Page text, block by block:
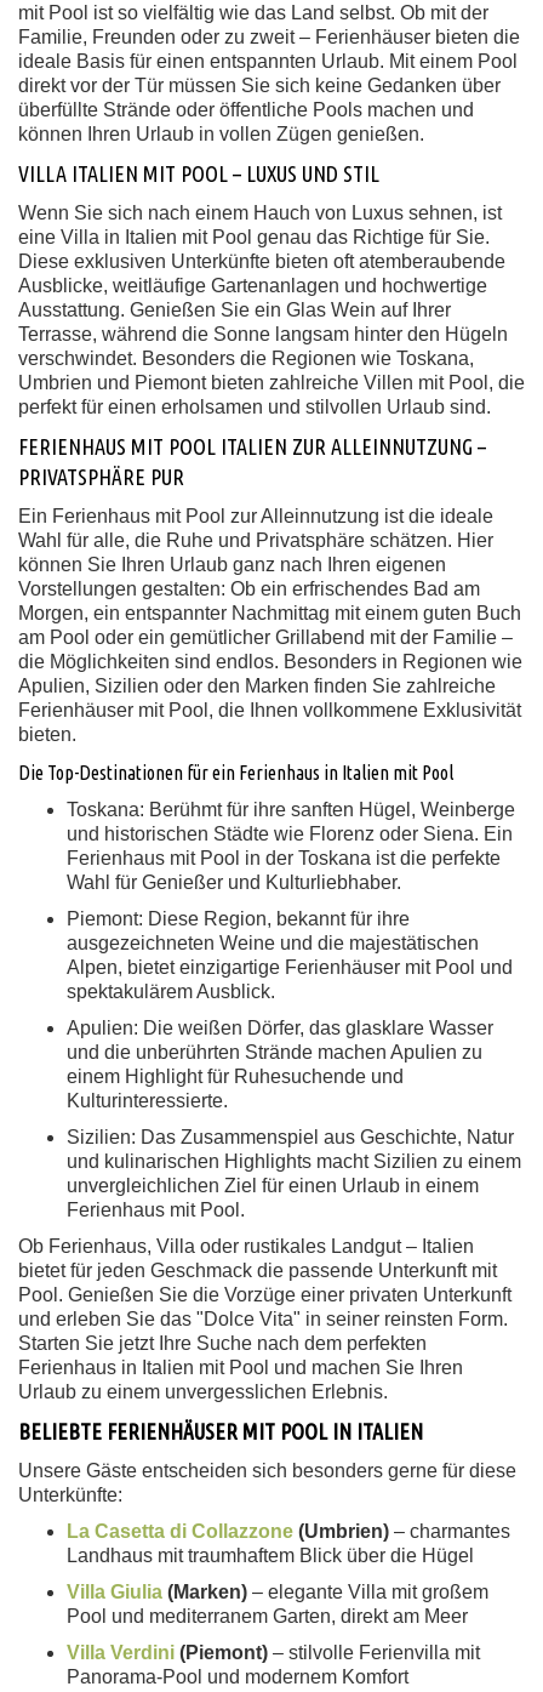
mit Pool ist so vielfältig wie das Land selbst. Ob mit der
Familie, Freunden oder zu zweit – Ferienhäuser bieten die
ideale Basis für einen entspannten Urlaub. Mit einem Pool
direkt vor der Tür müssen Sie sich keine Gedanken über
überfüllte Strände oder öffentliche Pools machen und
können Ihren Urlaub in vollen Zügen genießen.
VILLA ITALIEN MIT POOL – LUXUS UND STIL
Wenn Sie sich nach einem Hauch von Luxus sehnen, ist
eine Villa in Italien mit Pool genau das Richtige für Sie.
Diese exklusiven Unterkünfte bieten oft atemberaubende
Ausblicke, weitläufige Gartenanlagen und hochwertige
Ausstattung. Genießen Sie ein Glas Wein auf Ihrer
Terrasse, während die Sonne langsam hinter den Hügeln
verschwindet. Besonders die Regionen wie Toskana,
Umbrien und Piemont bieten zahlreiche Villen mit Pool, die
perfekt für einen erholsamen und stilvollen Urlaub sind.
FERIENHAUS MIT POOL ITALIEN ZUR ALLEINNUTZUNG –
PRIVATSPHÄRE PUR
Ein Ferienhaus mit Pool zur Alleinnutzung ist die ideale
Wahl für alle, die Ruhe und Privatsphäre schätzen. Hier
können Sie Ihren Urlaub ganz nach Ihren eigenen
Vorstellungen gestalten: Ob ein erfrischendes Bad am
Morgen, ein entspannter Nachmittag mit einem guten Buch
am Pool oder ein gemütlicher Grillabend mit der Familie –
die Möglichkeiten sind endlos. Besonders in Regionen wie
Apulien, Sizilien oder den Marken finden Sie zahlreiche
Ferienhäuser mit Pool, die Ihnen vollkommene Exklusivität
bieten.
Die Top-Destinationen für ein Ferienhaus in Italien mit Pool
Toskana: Berühmt für ihre sanften Hügel, Weinberge
und historischen Städte wie Florenz oder Siena. Ein
Ferienhaus mit Pool in der Toskana ist die perfekte
Wahl für Genießer und Kulturliebhaber.
Piemont: Diese Region, bekannt für ihre
ausgezeichneten Weine und die majestätischen
Alpen, bietet einzigartige Ferienhäuser mit Pool und
spektakulärem Ausblick.
Apulien: Die weißen Dörfer, das glasklare Wasser
und die unberührten Strände machen Apulien zu
einem Highlight für Ruhesuchende und
Kulturinteressierte.
Sizilien: Das Zusammenspiel aus Geschichte, Natur
und kulinarischen Highlights macht Sizilien zu einem
unvergleichlichen Ziel für einen Urlaub in einem
Ferienhaus mit Pool.
Ob Ferienhaus, Villa oder rustikales Landgut – Italien
bietet für jeden Geschmack die passende Unterkunft mit
Pool. Genießen Sie die Vorzüge einer privaten Unterkunft
und erleben Sie das "Dolce Vita" in seiner reinsten Form.
Starten Sie jetzt Ihre Suche nach dem perfekten
Ferienhaus in Italien mit Pool und machen Sie Ihren
Urlaub zu einem unvergesslichen Erlebnis.
BELIEBTE FERIENHÄUSER MIT POOL IN ITALIEN
Unsere Gäste entscheiden sich besonders gerne für diese
Unterkünfte:
La Casetta di Collazzone (Umbrien) – charmantes
Landhaus mit traumhaftem Blick über die Hügel
Villa Giulia (Marken) – elegante Villa mit großem
Pool und mediterranem Garten, direkt am Meer
Villa Verdini (Piemont) – stilvolle Ferienvilla mit
Panorama-Pool und modernem Komfort